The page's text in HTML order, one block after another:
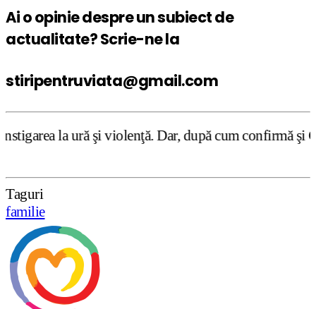
Ai o opinie despre un subiect de
actualitate? Scrie-ne la
stiripentruviata@gmail.com
ură şi violenţă. Dar, după cum confirmă şi CEDO
Taguri
familie